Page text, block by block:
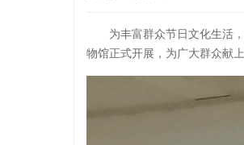
为丰富群众节日文化生活
物馆正式开展，为广大群众献